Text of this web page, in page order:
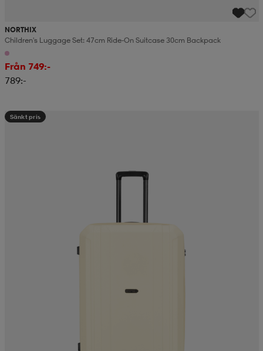
NORTHIX
Children's Luggage Set: 47cm Ride-On Suitcase 30cm Backpack
Från 749:-
789:-
Sänkt pris